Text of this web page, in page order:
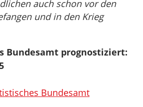
auch schon vor den
und in den Krieg
Bundesamt prognostiziert:
Bundesamt